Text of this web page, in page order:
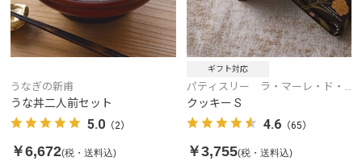
うなぎの新甫
うな丼二人前セット
5.0 （2）
￥6,672(税・送料込)
ギフト対応
パティスリー ラ・マーレ・ド・
チャヤ
クッキー S
4.6（65）
￥3,755(税・送料込)